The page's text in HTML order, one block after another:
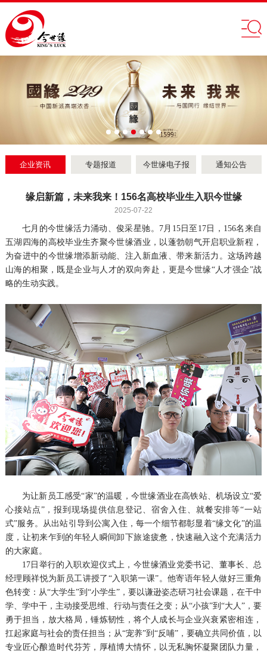
企业资讯 专题报道 今世缘电子报 通知公告
缘启新篇，未来我来！156名高校毕业生入职今世缘
2025-07-22
七月的今世缘活力涌动、俊采星驰。7月15日至17日，156名来自
五湖四海的高校毕业生齐聚今世缘酒业，以蓬勃朝气开启职业新程，
为奋进中的今世缘增添新动能、注入新血液、带来新活力。这场跨越
山海的相聚，既是企业与人才的双向奔赴，更是今世缘“人才强企”战
略的生动实践。
为让新员工感受“家”的温暖，今世缘酒业在高铁站、机场设立“爱
心接站点”，报到现场提供信息登记、宿舍入住、就餐安排等“一站
式”服务。从出站引导到公寓入住，每一个细节都彰显着“缘文化”的温
度，让初来乍到的年轻人瞬间卸下旅途疲惫，快速融入这个充满活力
的大家庭。
17日举行的入职欢迎仪式上，今世缘酒业党委书记、董事长、总
经理顾祥悦为新员工讲授了“入职第一课”。他寄语年轻人做好三重角
色转变：从“大学生”到“小学生”，要以谦逊姿态研习社会课题，在干中
学、学中干，主动接受思维、行动与责任之变；从“小孩”到“大人”，要
勇于担当，放大格局，锤炼韧性，将个人成长与企业兴衰紧密相连，
扛起家庭与社会的责任担当；从“宠养”到“反哺”，要确立共同价值，以
专业匠心酿造时代芬芳，厚植博大情怀，以无私胸怀凝聚团队力量，